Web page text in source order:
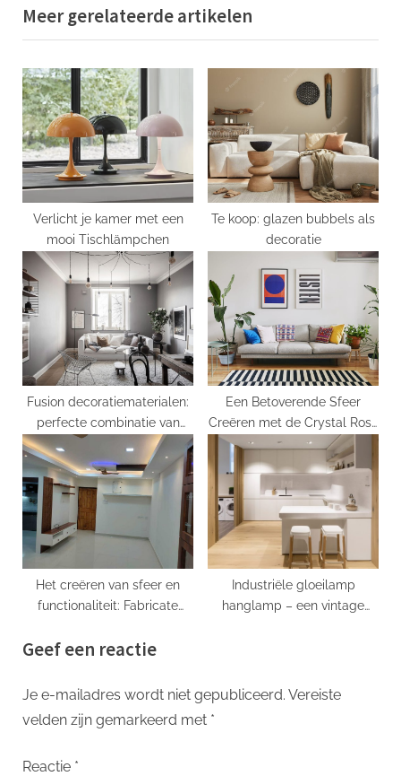
o
u
s
P
o
s
t
:
t
P
o
s
t
:
Meer gerelateerde artikelen
Verlicht je kamer met een
mooi Tischlämpchen
Te koop: glazen bubbels als
decoratie
Fusion decoratiematerialen:
perfecte combinatie van
functionaliteit en esthetiek
Een Betoverende Sfeer
Creëren met de Crystal Rose
Touch Lamp
Het creëren van sfeer en
functionaliteit: Fabricate
Industriële gloeilamp
hanglamp – een vintage
Geef een reactie
Je e-mailadres wordt niet gepubliceerd. Vereiste
velden zijn gemarkeerd met *
Reactie *